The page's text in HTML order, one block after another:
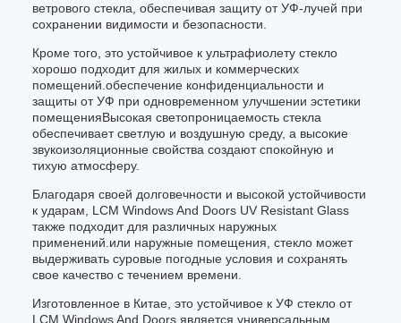
ветрового стекла, обеспечивая защиту от УФ-лучей при
сохранении видимости и безопасности.
Кроме того, это устойчивое к ультрафиолету стекло
хорошо подходит для жилых и коммерческих
помещений.обеспечение конфиденциальности и
защиты от УФ при одновременном улучшении эстетики
помещенияВысокая светопроницаемость стекла
обеспечивает светлую и воздушную среду, а высокие
звукоизоляционные свойства создают спокойную и
тихую атмосферу.
Благодаря своей долговечности и высокой устойчивости
к ударам, LCM Windows And Doors UV Resistant Glass
также подходит для различных наружных
применений.или наружные помещения, стекло может
выдерживать суровые погодные условия и сохранять
свое качество с течением времени.
Изготовленное в Китае, это устойчивое к УФ стекло от
LCM Windows And Doors является универсальным